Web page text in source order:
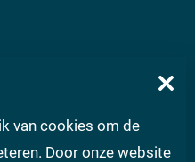
van cookies om de
Door onze website